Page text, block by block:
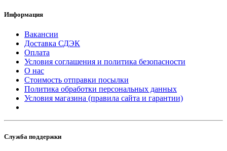
Информация
Вакансии
Доставка СДЭК
Оплата
Условия соглашения и политика безопасности
О нас
Стоимость отправки посылки
Политика обработки персональных данных
Условия магазина (правила сайта и гарантии)
Служба поддержки